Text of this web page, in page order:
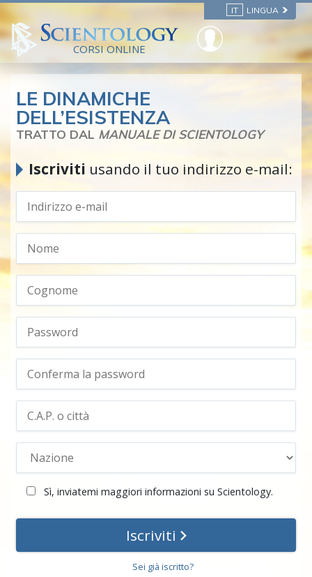
IT LINGUA
CORSI ONLINE
LE DINAMICHE
DELL’ESISTENZA
TRATTO DAL MANUALE DI SCIENTOLOGY
Iscriviti usando il tuo indirizzo e-mail:
Sì, inviatemi maggiori informazioni su Scientology.
Iscriviti
Sei già iscritto?